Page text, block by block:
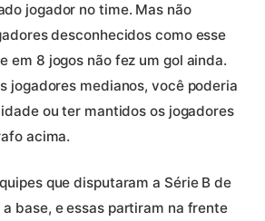
jogador no time. Mas não
desconhecidos como esse
em 8 jogos não fez um gol ainda.
jogadores medianos, você poderia
ou ter mantidos os jogadores
acima.
que disputaram a Série B de
base, e essas partiram na frente